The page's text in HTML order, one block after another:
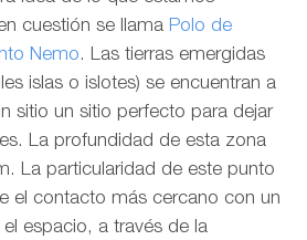
cuestión se llama Polo de
Nemo. Las tierras emergidas
islas o islotes) se encuentran a
sitio un sitio perfecto para dejar
La profundidad de esta zona
La particularidad de este punto
el contacto más cercano con un
espacio, a través de la